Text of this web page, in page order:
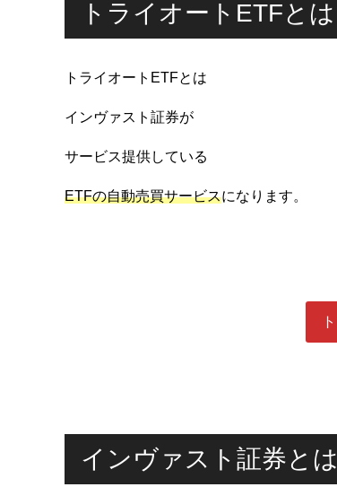
トライオートETFとは
トライオートETFとは
インヴァスト証券が
サービス提供している
ETFの自動売買サービスになります。
インヴァスト証券とは